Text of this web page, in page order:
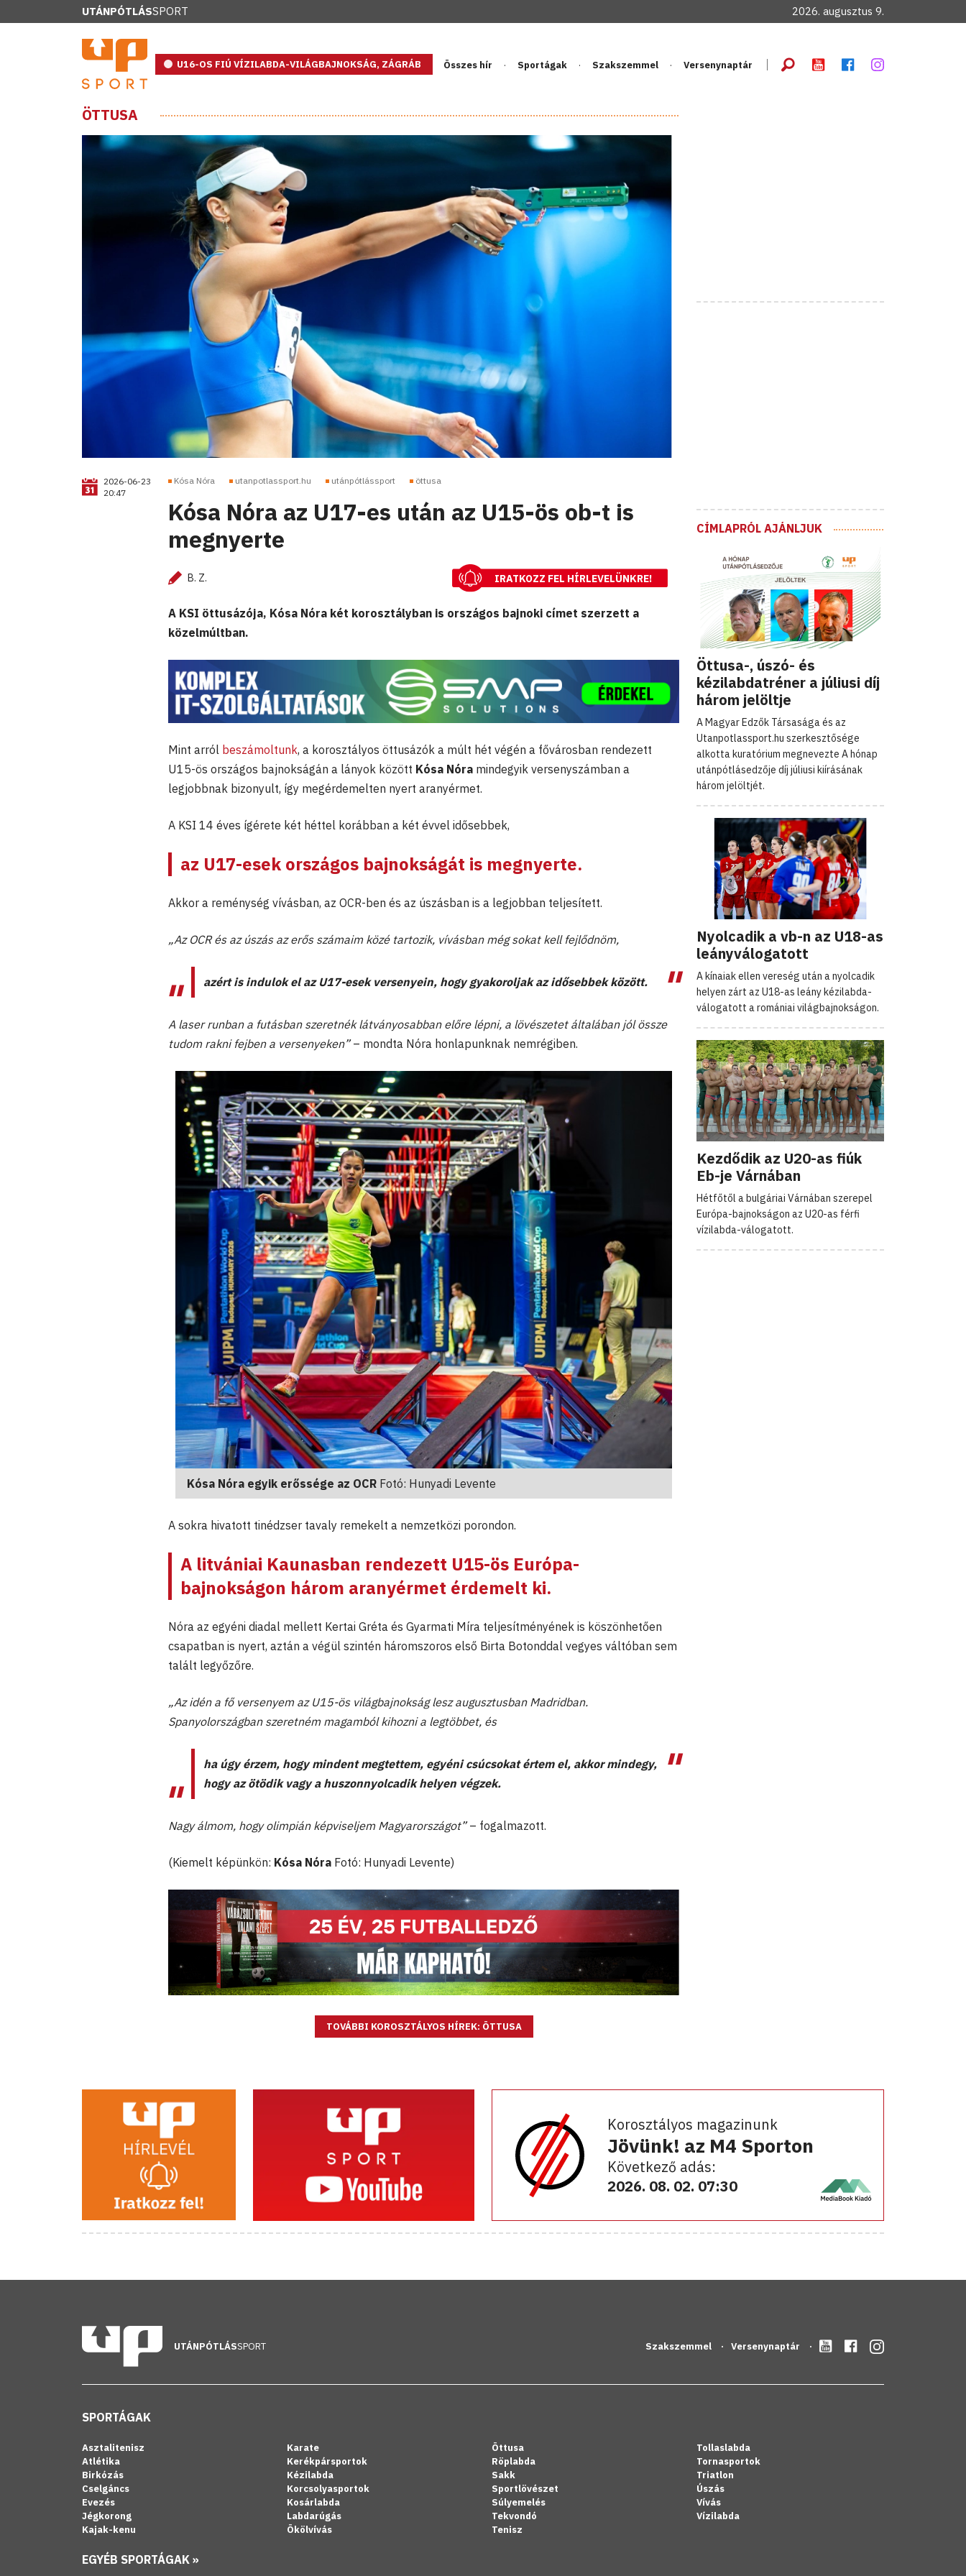
UTÁNPÓTLÁSSPORT 2026. augusztus 9.
U16-OS FIÚ VÍZILABDA-VILÁGBAJNOKSÁG, ZÁGRÁB Összes hír Sportágak Szakszemmel Versenynaptár
ÖTTUSA
2026-06-23
20:47
Kósa Nóra utanpotlassport.hu utánpótlássport öttusa
Kósa Nóra az U17-es után az U15-ös ob-t is
megnyerte
B. Z. IRATKOZZ FEL HÍRLEVELÜNKRE!
A KSI öttusázója, Kósa Nóra két korosztályban is országos bajnoki címet szerzett a
közelmúltban.
Mint arról beszámoltunk, a korosztályos öttusázók a múlt hét végén a fővárosban rendezett
U15-ös országos bajnokságán a lányok között Kósa Nóra mindegyik versenyszámban a
legjobbnak bizonyult, így megérdemelten nyert aranyérmet.
A KSI 14 éves ígérete két héttel korábban a két évvel idősebbek,
az U17-esek országos bajnokságát is megnyerte.
Akkor a reménység vívásban, az OCR-ben és az úszásban is a legjobban teljesített.
„Az OCR és az úszás az erős számaim közé tartozik, vívásban még sokat kell fejlődnöm,
azért is indulok el az U17-esek versenyein, hogy gyakoroljak az idősebbek között.
A laser runban a futásban szeretnék látványosabban előre lépni, a lövészetet általában jól össze
tudom rakni fejben a versenyeken”– mondta Nóra honlapunknak nemrégiben.
Kósa Nóra egyik erőssége az OCR Fotó: Hunyadi Levente
A sokra hivatott tinédzser tavaly remekelt a nemzetközi porondon.
A litvániai Kaunasban rendezett U15-ös Európa-
bajnokságon három aranyérmet érdemelt ki.
Nóra az egyéni diadal mellett Kertai Gréta és Gyarmati Míra teljesítményének is köszönhetően
csapatban is nyert, aztán a végül szintén háromszoros első Birta Botonddal vegyes váltóban sem
talált legyőzőre.
„Az idén a fő versenyem az U15-ös világbajnokság lesz augusztusban Madridban.
Spanyolországban szeretném magamból kihozni a legtöbbet, és
ha úgy érzem, hogy mindent megtettem, egyéni csúcsokat értem el, akkor mindegy,
hogy az ötödik vagy a huszonnyolcadik helyen végzek.
Nagy álmom, hogy olimpián képviseljem Magyarországot”– fogalmazott.
(Kiemelt képünkön: Kósa Nóra Fotó: Hunyadi Levente)
TOVÁBBI KOROSZTÁLYOS HÍREK: ÖTTUSA
CÍMLAPRÓL AJÁNLJUK
Öttusa-, úszó- és
kézilabdatréner a júliusi díj
három jelöltje
A Magyar Edzők Társasága és az
Utanpotlassport.hu szerkesztősége
alkotta kuratórium megnevezte A hónap
utánpótlásedzője díj júliusi kiírásának
három jelöltjét.
Nyolcadik a vb-n az U18-as
leányválogatott
A kínaiak ellen vereség után a nyolcadik
helyen zárt az U18-as leány kézilabda-
válogatott a romániai világbajnokságon.
Kezdődik az U20-as fiúk
Eb-je Várnában
Hétfőtől a bulgáriai Várnában szerepel
Európa-bajnokságon az U20-as férfi
vízilabda-válogatott.
Korosztályos magazinunk
Jövünk! az M4 Sporton
Következő adás:
2026. 08. 02. 07:30
UTÁNPÓTLÁSSPORT Szakszemmel Versenynaptár
SPORTÁGAK
Asztalitenisz
Atlétika
Birkózás
Cselgáncs
Evezés
Jégkorong
Kajak-kenu
Karate
Kerékpársportok
Kézilabda
Korcsolyasportok
Kosárlabda
Labdarúgás
Ökölvívás
Öttusa
Röplabda
Sakk
Sportlövészet
Súlyemelés
Tekvondó
Tenisz
Tollaslabda
Tornasportok
Triatlon
Úszás
Vívás
Vízilabda
EGYÉB SPORTÁGAK »